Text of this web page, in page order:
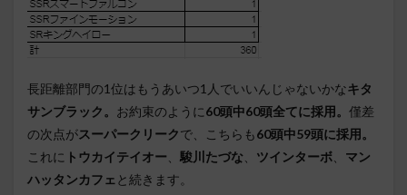
長距離部門の1位はもうあいつ1人でいいんじゃないかなキタ
サンブラック。
お約束のように60頭中60頭全てに採用。 僅差
の次点がスーパークリークで、こちらも60頭中59頭に採用。
これに トウカイテイオー 駿川たづな ツインターボ
マン
ハッタンカフェ と続きます。